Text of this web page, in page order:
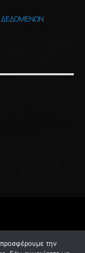
ΔΕΔΟΜΕΝΩΝ
την